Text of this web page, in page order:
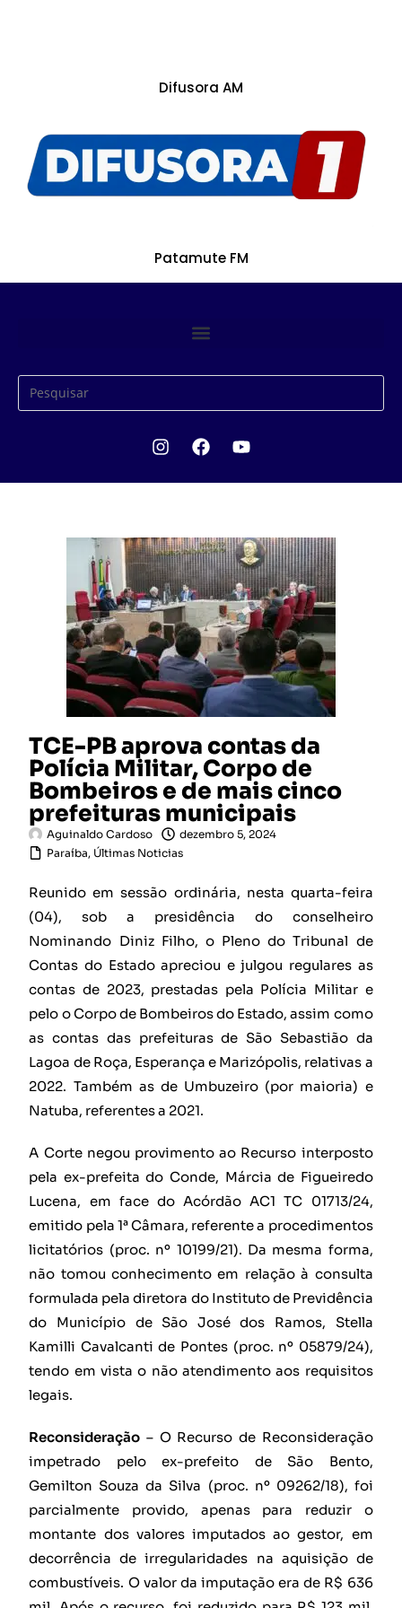
Difusora AM
Patamute FM
TCE-PB aprova contas da
Polícia Militar, Corpo de
Bombeiros e de mais cinco
prefeituras municipais
Aguinaldo Cardoso
dezembro 5, 2024
Paraíba, Últimas Noticias
Reunido em sessão ordinária, nesta quarta-feira
(04), sob a presidência do conselheiro
Nominando Diniz Filho, o Pleno do Tribunal de
Contas do Estado apreciou e julgou regulares as
contas de 2023, prestadas pela Polícia Militar e
pelo o Corpo de Bombeiros do Estado, assim como
as contas das prefeituras de São Sebastião da
Lagoa de Roça, Esperança e Marizópolis, relativas a
2022. Também as de Umbuzeiro (por maioria) e
Natuba, referentes a 2021.
A Corte negou provimento ao Recurso interposto
pela ex-prefeita do Conde, Márcia de Figueiredo
Lucena, em face do Acórdão AC1 TC 01713/24,
emitido pela 1ª Câmara, referente a procedimentos
licitatórios (proc. nº 10199/21). Da mesma forma,
não tomou conhecimento em relação à consulta
formulada pela diretora do Instituto de Previdência
do Município de São José dos Ramos, Stella
Kamilli Cavalcanti de Pontes (proc. nº 05879/24),
tendo em vista o não atendimento aos requisitos
legais.
Reconsideração – O Recurso de Reconsideração
impetrado pelo ex-prefeito de São Bento,
Gemilton Souza da Silva (proc. nº 09262/18), foi
parcialmente provido, apenas para reduzir o
montante dos valores imputados ao gestor, em
decorrência de irregularidades na aquisição de
combustíveis. O valor da imputação era de R$ 636